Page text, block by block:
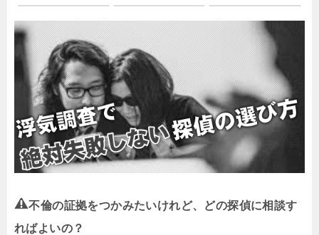
不倫の証拠をつかみたいけれど、どの探偵に相談す
ればよいの？